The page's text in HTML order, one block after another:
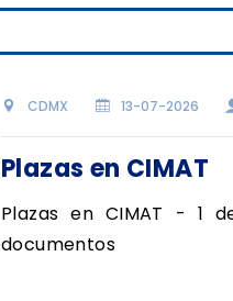
CDMX 13-07-2026
Plazas en CIMAT
Plazas en CIMAT - 1
documentos